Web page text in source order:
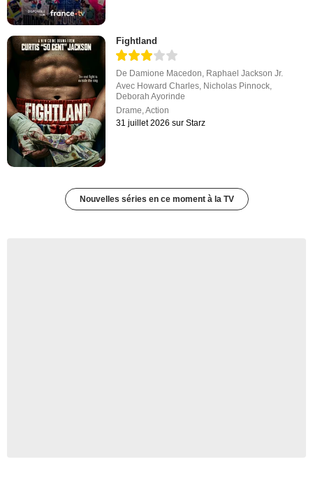
Fightland
De Damione Macedon, Raphael Jackson Jr.
Avec Howard Charles, Nicholas Pinnock,
Deborah Ayorinde
Drame,Action
31 juillet 2026 sur Starz
Nouvelles séries en ce moment à la TV